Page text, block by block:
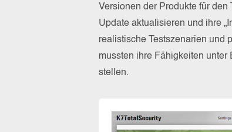
Versionen der Produkte für
Update aktualisieren und ihre
realistische Testszenarien und
mussten ihre Fähigkeiten
stellen.